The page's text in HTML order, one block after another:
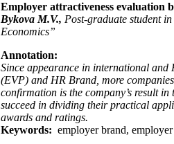
Employer attractiveness evaluation
Bykova M.V., Post-graduate student
Economics”
Annotation:
Since appearance in international and
(EVP) and HR Brand, more
confirmation is the company’s result
succeed in dividing their practical
awards and ratings.
Keywords: employer brand,